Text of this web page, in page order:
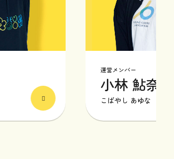
運営メンバー
小林 鮎奈
こばやし あゆな